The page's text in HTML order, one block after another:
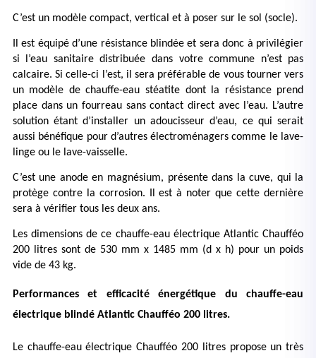
C’est un modèle compact, vertical et à poser sur le sol (socle).
Il est équipé d’une résistance blindée et sera donc à privilégier
si l’eau sanitaire distribuée dans votre commune n’est pas
calcaire. Si celle-ci l’est, il sera préférable de vous tourner vers
un modèle de chauffe-eau stéatite dont la résistance prend
place dans un fourreau sans contact direct avec l’eau. L’autre
solution étant d’installer un adoucisseur d’eau, ce qui serait
aussi bénéfique pour d’autres électroménagers comme le lave-
linge ou le lave-vaisselle.
C’est une anode en magnésium, présente dans la cuve, qui la
protège contre la corrosion. Il est à noter que cette dernière
sera à vérifier tous les deux ans.
Les dimensions de ce chauffe-eau électrique Atlantic Chaufféo
200 litres sont de 530 mm x 1485 mm (d x h) pour un poids
vide de 43 kg.
Performances et efficacité énergétique du chauffe-eau
électrique blindé Atlantic Chaufféo 200 litres.
Le chauffe-eau électrique Chaufféo 200 litres propose un très